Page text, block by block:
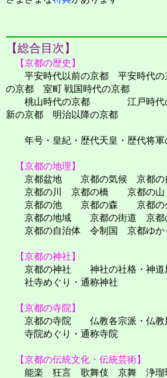
【総合目次】
【京都の歴史】
平安時代以前の京都 平安時代の
の京都 室町 戦国時代の京都
桃山時代の京都 江戸時代の
新の京都 明治以降の京都
年号・皇紀・歴代天皇・歴代将軍
【京都の地理】
京都盆地 京都の気候 京都の
京都の川 京都の橋 京都の山
京都の池 京都の森 京都の
京都の地域 京都の街道 京都
京都の自治体 令制国 京都ゆか
【京都の神社】
京都の神社 神社の社格・神道
社寺めぐり・通称神社
【京都の寺院】
京都の寺院 仏教各宗派・仏教
寺院めぐり・通称寺院
【京都の伝統文化・伝統芸術】
能楽 狂言 歌舞伎 京舞 浄瑠